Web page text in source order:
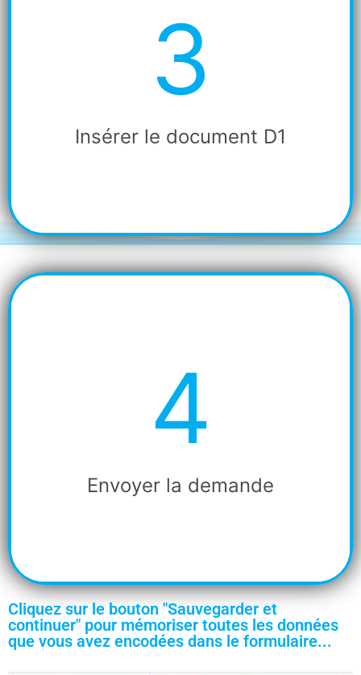
3
Insérer le document D1
Etape
3
4
Envoyer la demande
Etape
4
Cliquez sur le bouton "Sauvegarder et
continuer" pour mémoriser toutes les données
que vous avez encodées dans le formulaire...